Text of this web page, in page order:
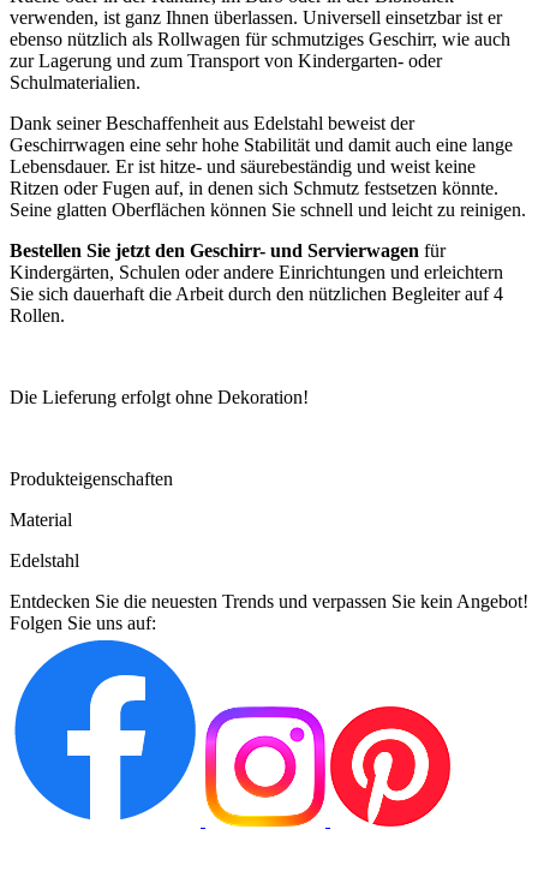
verwenden, ist ganz Ihnen überlassen. Universell einsetzbar ist er
ebenso nützlich als Rollwagen für schmutziges Geschirr, wie auch
zur Lagerung und zum Transport von Kindergarten- oder
Schulmaterialien.
Dank seiner Beschaffenheit aus Edelstahl beweist der
Geschirrwagen eine sehr hohe Stabilität und damit auch eine lange
Lebensdauer. Er ist hitze- und säurebeständig und weist keine
Ritzen oder Fugen auf, in denen sich Schmutz festsetzen könnte.
Seine glatten Oberflächen können Sie schnell und leicht zu reinigen.
Bestellen Sie jetzt den Geschirr- und Servierwagen für
Kindergärten, Schulen oder andere Einrichtungen und erleichtern
Sie sich dauerhaft die Arbeit durch den nützlichen Begleiter auf 4
Rollen.
Die Lieferung erfolgt ohne Dekoration!
Produkteigenschaften
Material
Edelstahl
Entdecken Sie die neuesten Trends und verpassen Sie kein Angebot!
Folgen Sie uns auf: